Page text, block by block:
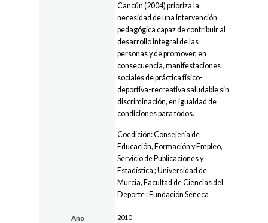
Cancún (2004) prioriza la
necesidad de una intervención
pedagógica capaz de contribuir al
desarro­llo integral de las
personas y de promover, en
consecuencia, manifestaciones
sociales de práctica físico-
deportiva-recreativa sa­ludable sin
discriminación, en igualdad de
condiciones para todos.
Coedición: Consejería de
Educación, Formación y Empleo,
Servicio de Publicaciones y
Estadística ; Universidad de
Murcia, Facultad de Ciencias del
Deporte ; Fundación Séneca
Año 2010